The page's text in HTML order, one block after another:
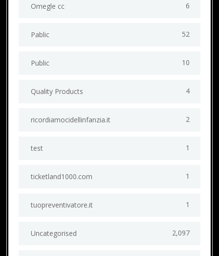
Omegle cc 6
Pablic 52
Public 10
Quality Products 4
ricordiamocidellinfanzia.it 2
test 1
ticketland1000.com 1
tuopreventivatore.it 1
Uncategorised 2,097